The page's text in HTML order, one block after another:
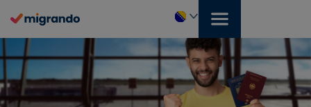
na
sadržaj
Bosanski